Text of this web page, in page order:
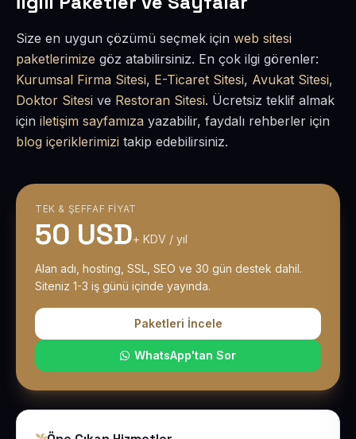
Size en uygun çözümü seçmek için web sitesi
paketlerimize göz atabilirsiniz. En çok ilgi görenler:
Kurumsal Firma Sitesi, E-Ticaret Sitesi, Avukat Sitesi,
Doktor Sitesi ve Restoran Sitesi. Ücretsiz teklif almak
için iletişim sayfamıza yazabilir, faydalı rehberler için
blog içeriklerimizi takip edebilirsiniz.
TEK & ŞEFFAF FIYAT
50 USD+ KDV / yıl
Alan adı, hosting, SSL, SEO ve 30 gün destek dahil.
Siteniz 1-3 iş günü içinde yayında.
Paketleri İncele
WhatsApp'tan Sor